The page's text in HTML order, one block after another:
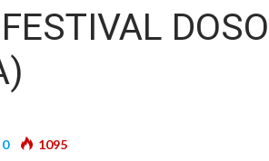
0 1095